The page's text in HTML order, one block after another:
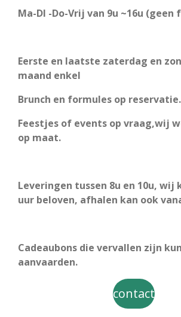
Ma-DI -Do-Vrij van 9u ~16u (geen
Eerste en laatste zaterdag en
maand enkel
Brunch en formules op reservatie.
Feestjes of events op vraag,wij
op maat.
Leveringen tussen 8u en 10u, wij
uur beloven, afhalen kan ook
Cadeaubons die vervallen zijn
aanvaarden.
contact